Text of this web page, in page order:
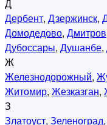
Д
Дербент, Дзержинск,
Домодедово, Дмитров
Дубоссары, Душанбе,
Ж
Железнодорожный,
Житомир, Жезказган,
З
Златоуст, Зеленоград,